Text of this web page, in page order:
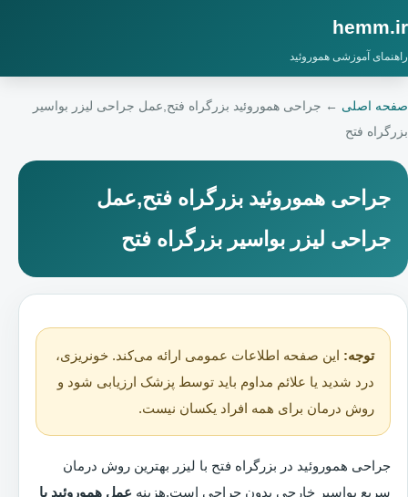
hemm.ir
راهنمای آموزشی هموروئید
صفحه اصلی ← جراحی هموروئید بزرگراه فتح,عمل جراحی لیزر بواسیر
بزرگراه فتح
جراحی هموروئید بزرگراه فتح,عمل
جراحی لیزر بواسیر بزرگراه فتح
توجه: این صفحه اطلاعات عمومی ارائه می‌کند. خونریزی،
درد شدید یا علائم مداوم باید توسط پزشک ارزیابی شود و
روش درمان برای همه افراد یکسان نیست.
جراحی هموروئید در بزرگراه فتح با لیزر بهترین روش درمان
سریع بواسیر خارجی بدون جراحی است.هزینه عمل هموروئید با